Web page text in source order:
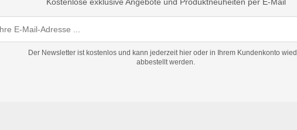
Kostenlose exklusive Angebote und Produktneuheiten per E-Mail
Der Newsletter ist kostenlos und kann jederzeit hier oder in Ihrem Kundenkonto
abbestellt werden.